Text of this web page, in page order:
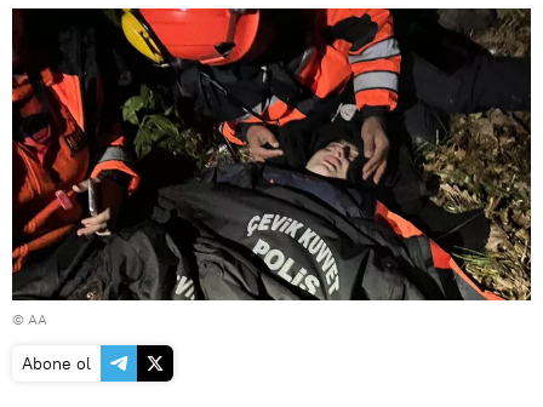
© AA
Abone ol